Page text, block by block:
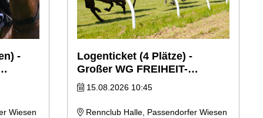
-
Wiesen
Logenticket (4 Plätze) -
Großer WG FREIHEIT-
Familienrenntag
15.08.2026 10:45
Rennclub Halle, Passendorfer Wiesen